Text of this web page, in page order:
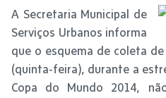
A Secretaria Municipal de
Serviços Urbanos informa
que o esquema de coleta
(quinta-feira), durante a
Copa do Mundo 2014,